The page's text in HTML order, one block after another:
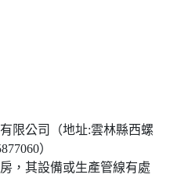
限公司（地址:雲林縣西螺
）
，其設備或生產管線有處